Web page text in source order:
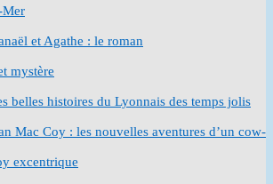
Mer
et Agathe : le roman
mystère
belles histoires du Lyonnais des temps jolis
Mac Coy : les nouvelles aventures d’un cow-
excentrique